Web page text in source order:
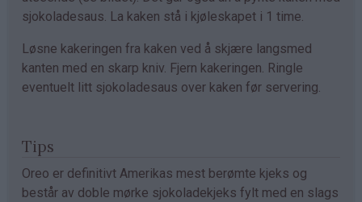
sjokoladesaus. La kaken stå i kjøleskapet i 1 time.
Løsne kakeringen fra kaken ved å skjære langsmed
kanten med en skarp kniv. Fjern kakeringen. Ringle
eventuelt litt sjokoladesaus over kaken før servering.
Tips
Oreo er definitivt Amerikas mest berømte kjeks og
består av doble mørke sjokoladekjeks fylt med en slags